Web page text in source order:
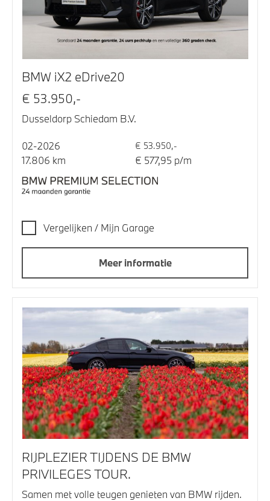
BMW iX2 eDrive20
€ 53.950,-
Dusseldorp Schiedam B.V.
02-2026 € 53.950,-
17.806 km € 577,95 p/m
Vergelijken / Mijn Garage
Meer informatie
RIJPLEZIER TIJDENS DE BMW
PRIVILEGES TOUR.
Samen met volle teugen genieten van BMW rijden.